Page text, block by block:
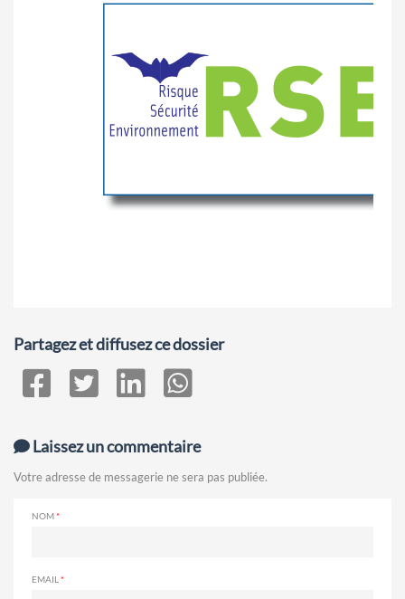
Partagez et diffusez ce dossier
Laissez un commentaire
Votre adresse de messagerie ne sera pas publiée.
NOM
EMAIL